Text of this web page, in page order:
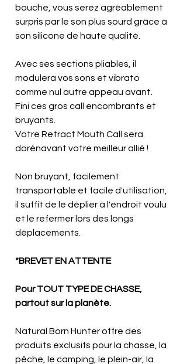
bouche, vous serez agréablement
surpris par le son plus sourd grâce à
son silicone de haute qualité.
Avec ses sections pliables, il
modulera vos sons et vibrato
comme nul autre appeau avant.
Fini ces gros call encombrants et
bruyants.
Votre Retract Mouth Call sera
dorénavant votre meilleur allié !
Non bruyant, facilement
transportable et facile d'utilisation,
il suffit de le déplier à l'endroit voulu
et le refermer lors des longs
déplacements.
*BREVET EN ATTENTE
Pour TOUT TYPE DE CHASSE,
partout sur la planète.
Natural Born Hunter offre des
produits exclusifs pour la chasse, la
pêche, le camping, le plein-air, la